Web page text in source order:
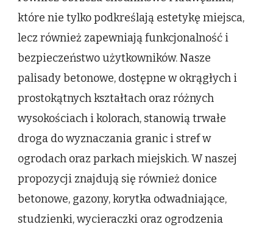
które nie tylko podkreślają estetykę miejsca,
lecz również zapewniają funkcjonalność i
bezpieczeństwo użytkowników. Nasze
palisady betonowe, dostępne w okrągłych i
prostokątnych kształtach oraz różnych
wysokościach i kolorach, stanowią trwałe
droga do wyznaczania granic i stref w
ogrodach oraz parkach miejskich. W naszej
propozycji znajdują się również donice
betonowe, gazony, korytka odwadniające,
studzienki, wycieraczki oraz ogrodzenia